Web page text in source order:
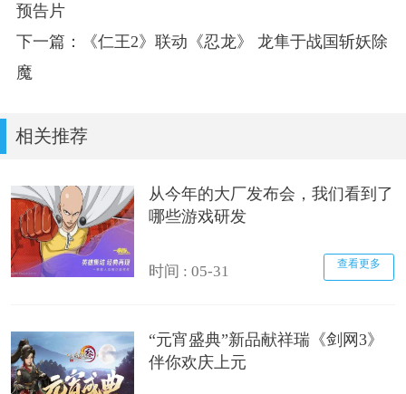
预告片
下一篇：《仁王2》联动《忍龙》 龙隼于战国斩妖除
魔
相关推荐
从今年的大厂发布会，我们看到了
哪些游戏研发
时间 : 05-31 查看更多
“元宵盛典”新品献祥瑞《剑网3》
伴你欢庆上元